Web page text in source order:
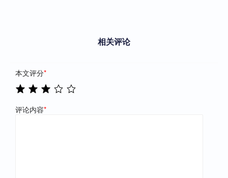
相关评论
本文评分*
评论内容*